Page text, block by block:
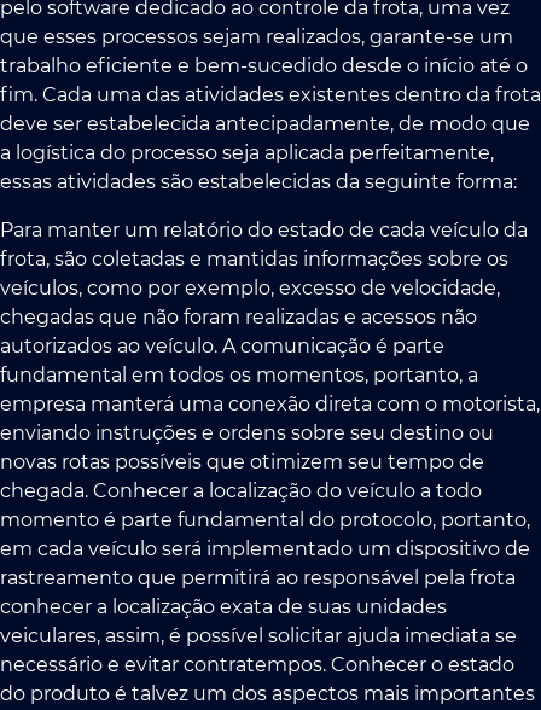
pelo software dedicado ao controle da frota, uma vez
que esses processos sejam realizados, garante-se um
trabalho eficiente e bem-sucedido desde o início até o
fim. Cada uma das atividades existentes dentro da frota
deve ser estabelecida antecipadamente, de modo que
a logística do processo seja aplicada perfeitamente,
essas atividades são estabelecidas da seguinte forma:
Para manter um relatório do estado de cada veículo da
frota, são coletadas e mantidas informações sobre os
veículos, como por exemplo, excesso de velocidade,
chegadas que não foram realizadas e acessos não
autorizados ao veículo. A comunicação é parte
fundamental em todos os momentos, portanto, a
empresa manterá uma conexão direta com o motorista,
enviando instruções e ordens sobre seu destino ou
novas rotas possíveis que otimizem seu tempo de
chegada. Conhecer a localização do veículo a todo
momento é parte fundamental do protocolo, portanto,
em cada veículo será implementado um dispositivo de
rastreamento que permitirá ao responsável pela frota
conhecer a localização exata de suas unidades
veiculares, assim, é possível solicitar ajuda imediata se
necessário e evitar contratempos. Conhecer o estado
do produto é talvez um dos aspectos mais importantes